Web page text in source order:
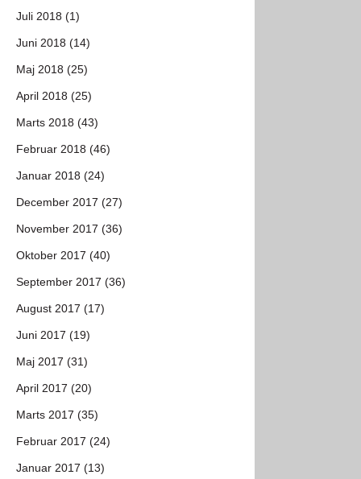
Juli 2018 (1)
Juni 2018 (14)
Maj 2018 (25)
April 2018 (25)
Marts 2018 (43)
Februar 2018 (46)
Januar 2018 (24)
December 2017 (27)
November 2017 (36)
Oktober 2017 (40)
September 2017 (36)
August 2017 (17)
Juni 2017 (19)
Maj 2017 (31)
April 2017 (20)
Marts 2017 (35)
Februar 2017 (24)
Januar 2017 (13)